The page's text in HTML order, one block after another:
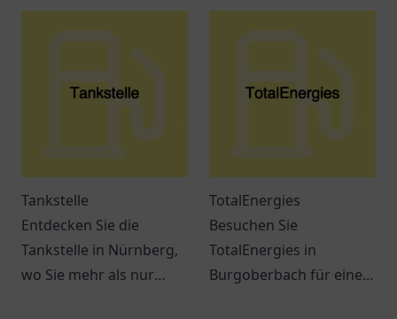
Tankstelle
Entdecken Sie die
Tankstelle in Nürnberg,
wo Sie mehr als nur
TotalEnergies
Besuchen Sie
TotalEnergies in
Burgoberbach für eine